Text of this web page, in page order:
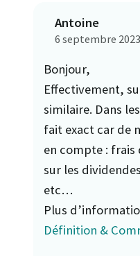
Antoine
6 septembre 2023
Bonjour,
Effectivement,
similaire. Dans
fait exact car de
en compte :
sur les
etc…
Plus
Définition &